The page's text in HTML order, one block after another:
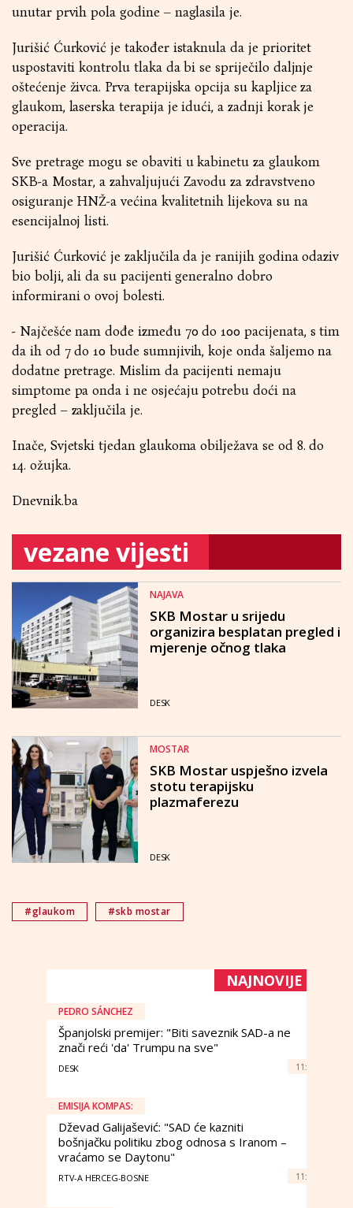
unutar prvih pola godine – naglasila je.
Jurišić Ćurković je također istaknula da je prioritet
uspostaviti kontrolu tlaka da bi se spriječilo daljnje
oštećenje živca. Prva terapijska opcija su kapljice za
glaukom, laserska terapija je idući, a zadnji korak je
operacija.
Sve pretrage mogu se obaviti u kabinetu za glaukom
SKB-a Mostar, a zahvaljujući Zavodu za zdravstveno
osiguranje HNŽ-a većina kvalitetnih lijekova su na
esencijalnoj listi.
Jurišić Ćurković je zaključila da je ranijih godina odaziv
bio bolji, ali da su pacijenti generalno dobro
informirani o ovoj bolesti.
- Najčešće nam dođe između 70 do 100 pacijenata, s tim
da ih od 7 do 10 bude sumnjivih, koje onda šaljemo na
dodatne pretrage. Mislim da pacijenti nemaju
simptome pa onda i ne osjećaju potrebu doći na
pregled – zaključila je.
Inače, Svjetski tjedan glaukoma obilježava se od 8. do
14. ožujka.
Dnevnik.ba
vezane vijesti
NAJAVA
SKB Mostar u srijedu
organizira besplatan pregled i
mjerenje očnog tlaka
DESK
MOSTAR
SKB Mostar uspješno izvela
stotu terapijsku
plazmaferezu
DESK
#glaukom #skb mostar
NAJNOVIJE
PEDRO SÁNCHEZ
Španjolski premijer: "Biti saveznik SAD-a ne
znači reći 'da' Trumpu na sve"
DESK 11:
EMISIJA KOMPAS:
Dževad Galijašević: "SAD će kazniti
bošnjačku politiku zbog odnosa s Iranom –
vraćamo se Daytonu"
RTV-A HERCEG-BOSNE 11: